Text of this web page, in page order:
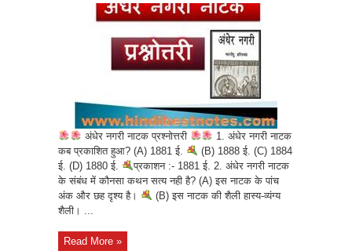
अंधेर नगरी नाटक प्रश्नोत्तरी
1. अंधेर नगरी नाटक
कब प्रकाशित हुआ? (A) 1881 ई.
(B) 1888 ई. (C) 1884
ई. (D) 1880 ई.
प्रकाशन :- 1881 ई. 2. अंधेर नगरी नाटक
के संबंध में कौनसा कथन सत्य नही है? (A) इस नाटक के पांच
अंक और छह दृश्य है।
(B) इस नाटक की शैली हास्य-व्यंग्य
शैली। ...
Read More »